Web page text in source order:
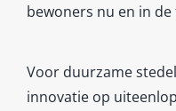
bewoners nu en in
Voor duurzame
innovatie op